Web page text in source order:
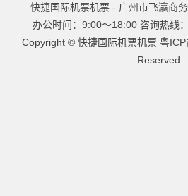
快捷国际机票机票 - 广州市飞瀛商
办公时间：9:00～18:00 咨询热线
Copyright © 快捷国际机票机票 粤
Reserved